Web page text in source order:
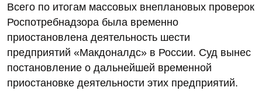
Всего по итогам массовых внеплановых проверок
Роспотребнадзора была временно
приостановлена деятельность шести
предприятий «Макдоналдс» в России. Суд вынес
постановление о дальнейшей временной
приостановке деятельности этих предприятий.